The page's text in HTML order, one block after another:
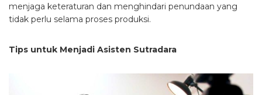
menjaga keteraturan dan menghindari penundaan yang
tidak perlu selama proses produksi.
Tips untuk Menjadi Asisten Sutradara